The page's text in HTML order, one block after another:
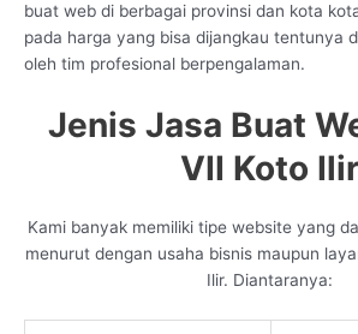
buat web di berbagai provinsi dan kota
pada harga yang bisa dijangkau tentunya
oleh tim profesional berpengalaman.
Jenis Jasa Buat
VII Koto Ilir
Kami banyak memiliki tipe website yang
menurut dengan usaha bisnis maupun
Ilir. Diantaranya: